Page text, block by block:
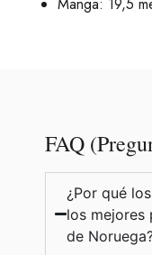
FAQ
¿Por qué
los mejores
de